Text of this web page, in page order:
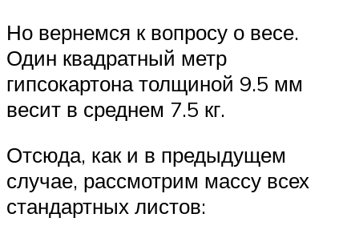
Но вернемся к вопросу о весе.
Один квадратный метр
гипсокартона толщиной 9.5 мм
весит в среднем 7.5 кг.
Отсюда, как и в предыдущем
случае, рассмотрим массу всех
стандартных листов: